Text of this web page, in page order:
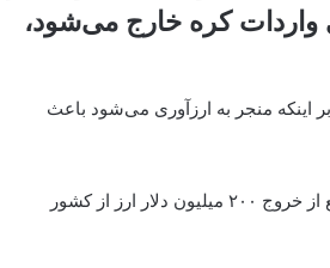
واردات کره خارج می‌شود،
اینکه منجر به ارزآوری می‌شود باعث
به خودکفایی برسیم و مانع از خروج ۲۰۰ میلیون دلار ارز از کشور